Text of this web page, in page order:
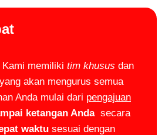
memiliki tim khusus dan
yang akan mengurus semua
Anda mulai dari pengajuan
ketangan Andasecara
waktu sesuai dengan